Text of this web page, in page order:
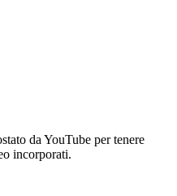
da YouTube per tenere
incorporati.